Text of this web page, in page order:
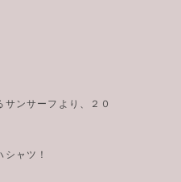
ンサーフより、２０
ャツ！